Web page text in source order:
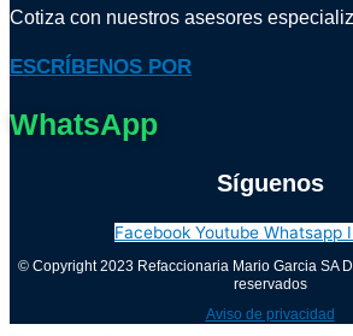
Cotiza con nuestros asesores
ESCRÍBENOS POR
WhatsApp
Síguenos
Facebook Youtube Whatsapp
© Copyright 2023 Refaccionaria Mario Garcia SA
reservados
Aviso de privacidad